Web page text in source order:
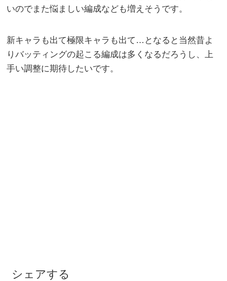
いのでまた悩ましい編成なども増えそうです。
新キャラも出て極限キャラも出て…となると当然昔よ
りバッティングの起こる編成は多くなるだろうし、上
手い調整に期待したいです。
シェアする